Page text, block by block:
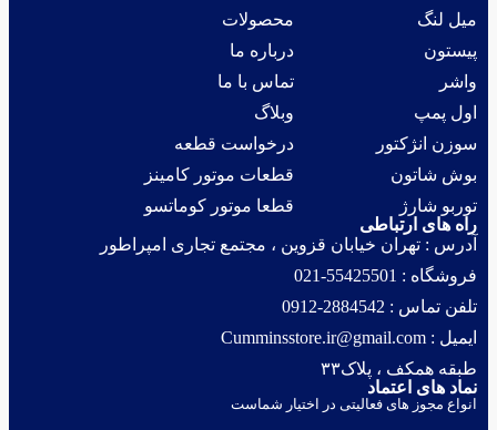
میل لنگ
پیستون
واشر
اول پمپ
سوزن انژکتور
بوش شاتون
توربو شارژ
محصولات
درباره ما
تماس با ما
وبلاگ
درخواست قطعه
قطعات موتور کامینز
قطعا موتور کوماتسو
راه های ارتباطی
آدرس : تهران خیابان قزوین ، مجتمع تجاری امپراطور
فروشگاه : 55425501-021
تلفن تماس : 2884542-0912
ایمیل : Cumminsstore.ir@gmail.com
طبقه همکف ، پلاک۳۳
نماد های اعتماد
انواع مجوز های فعالیتی در اختیار شماست